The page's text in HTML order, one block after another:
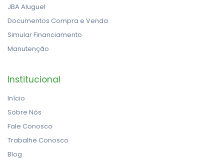
JBA Aluguel
Documentos Compra e Venda
Simular Financiamento
Manutenção
Institucional
Início
Sobre Nós
Fale Conosco
Trabalhe Conosco
Blog